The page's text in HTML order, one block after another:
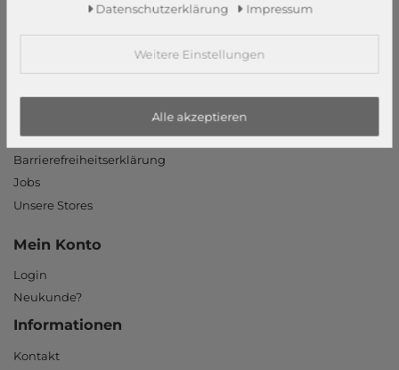
modeherz
Datenschutzeinstellungen
Barrierefreiheitserklärung
Jobs
Unsere Stores
Mein Konto
Login
Neukunde?
Informationen
Kontakt
Daten­schutz­erklärung Impressum
Weitere Einstellungen
Alle akzeptieren